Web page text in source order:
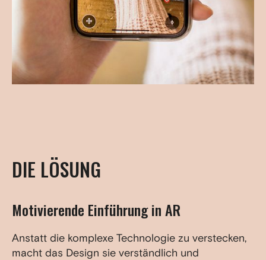
DIE LÖSUNG
Motivierende Einführung in AR
Anstatt die komplexe Technologie zu verstecken,
macht das Design sie verständlich und